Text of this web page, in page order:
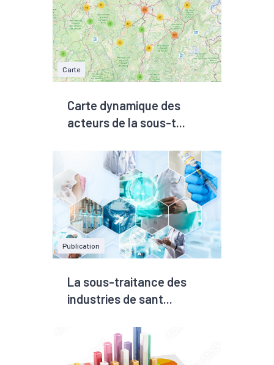
Carte
Carte dynamique des
acteurs de la sous-t...
Publication
La sous-traitance des
industries de sant...